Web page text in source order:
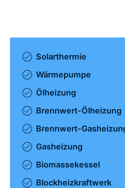
Solarthermie
Wärmepumpe
Ölheizung
Brennwert-Ölheizung
Brennwert-
Gasheizung
Biomassekessel
Blockheizkraftwerk